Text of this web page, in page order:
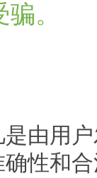
。
由用
性和